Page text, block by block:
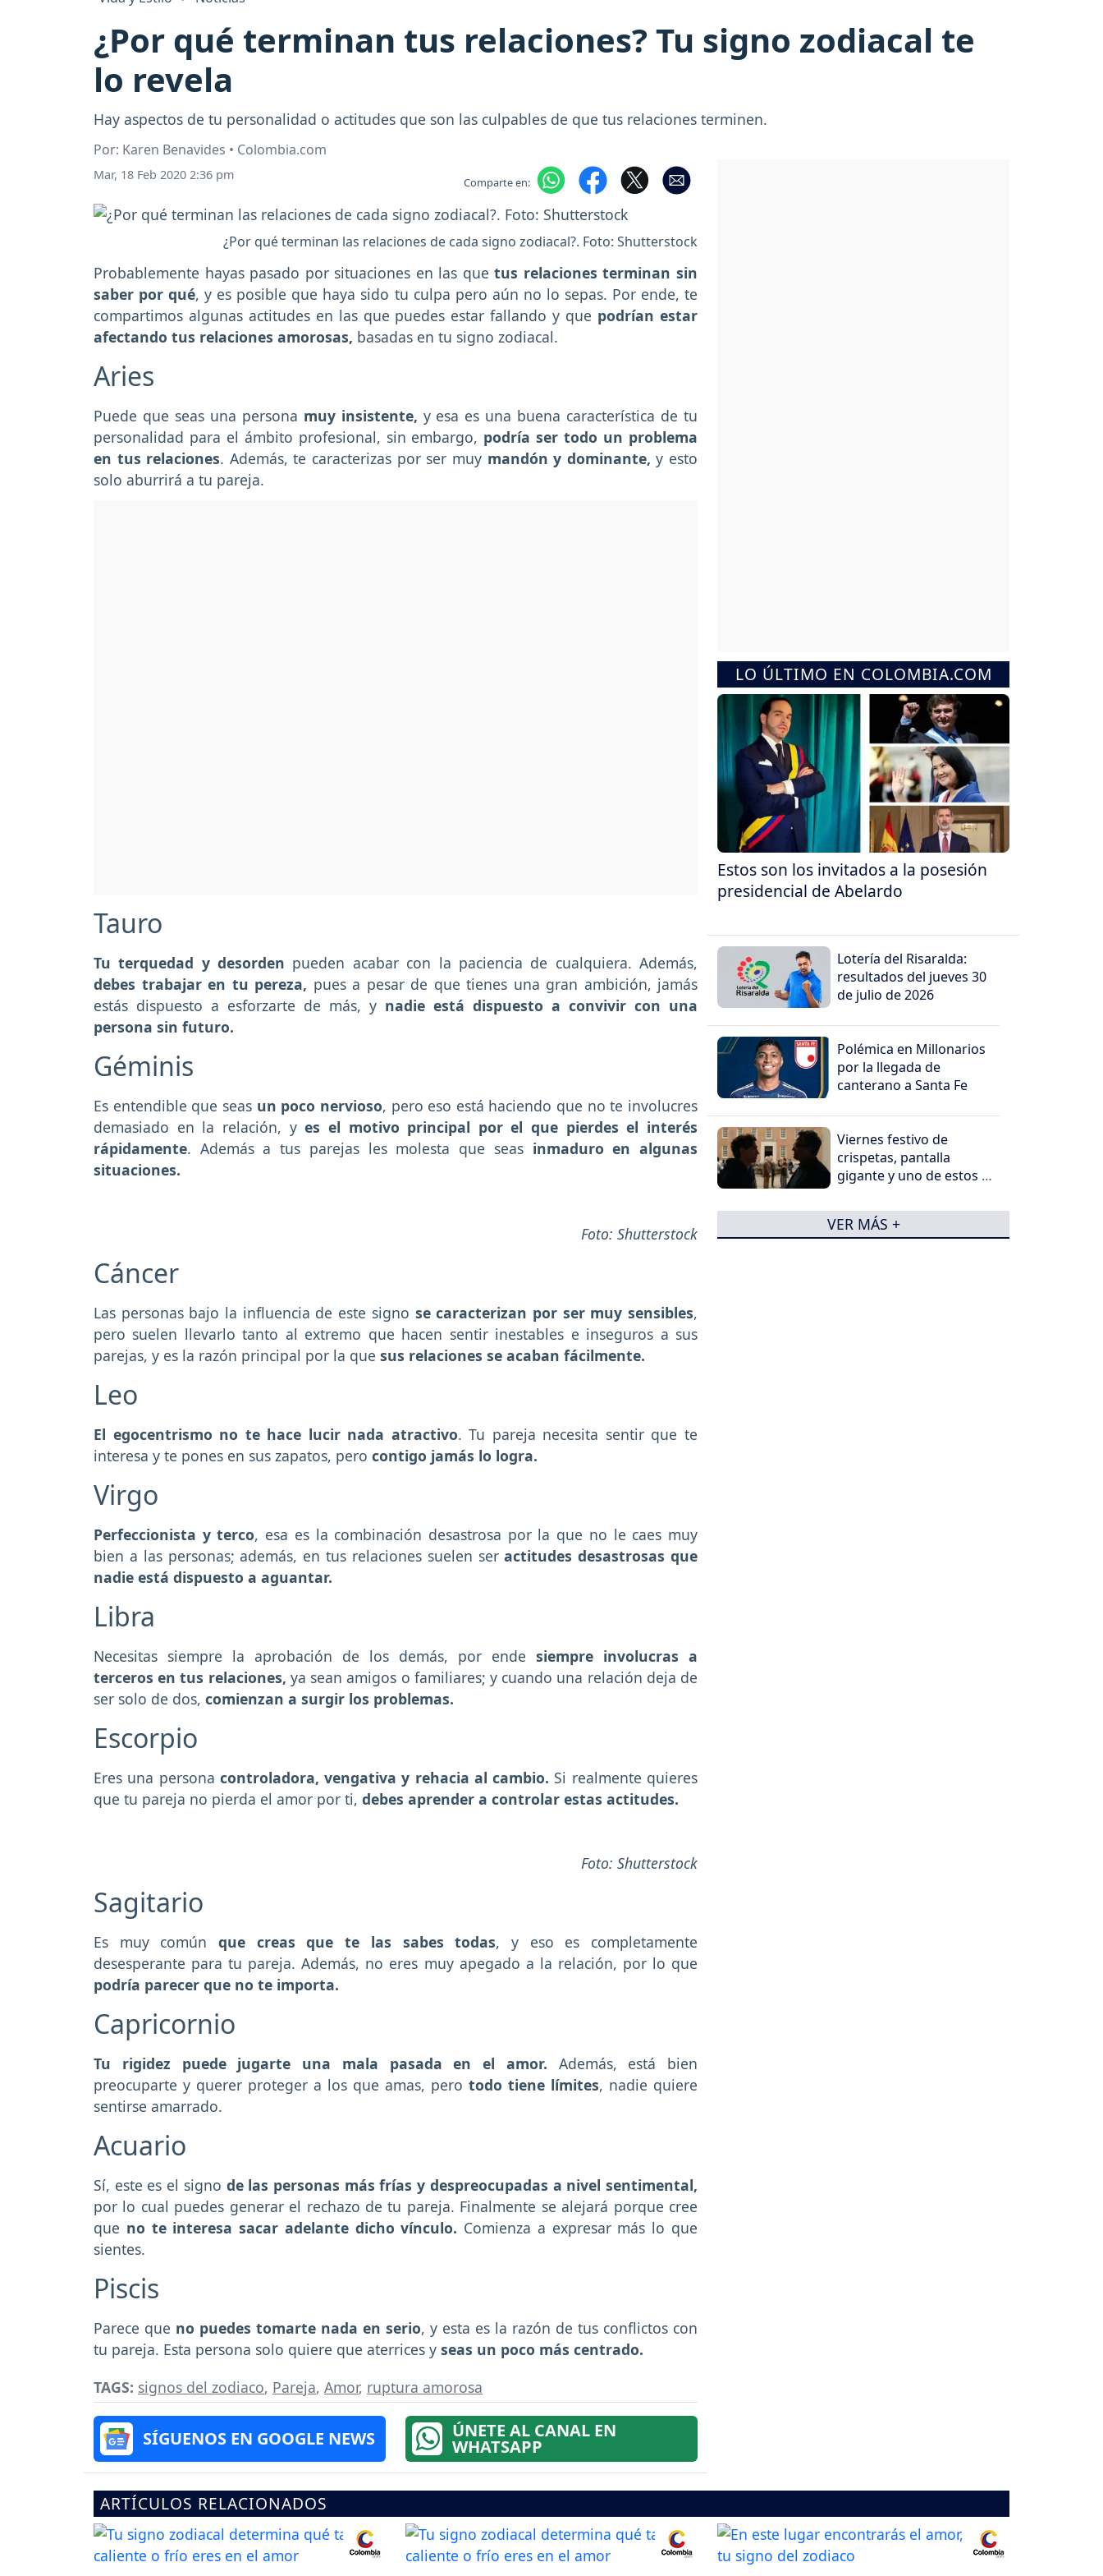
¿Por qué terminan tus relaciones? Tu signo zodiacal te
lo revela
Hay aspectos de tu personalidad o actitudes que son las culpables de que tus relaciones terminen.
Por: Karen Benavides • Colombia.com
Mar, 18 Feb 2020 2:36 pm Comparte en:
¿Por qué terminan las relaciones de cada signo zodiacal?. Foto: Shutterstock
Probablemente hayas pasado por situaciones en las quetus relaciones terminan sin
saber por qué, y es posible que haya sido tu culpa pero aún no lo sepas. Por ende, te
compartimos algunas actitudes en las que puedes estar fallando y que podrían estar
afectando tus relaciones amorosas, basadas en tu signo zodiacal.
Aries
Puede que seas una persona muy insistente, y esa es una buena característica de tu
personalidad para el ámbito profesional, sin embargo, podría ser todo un problema
en tus relaciones. Además, te caracterizas por ser muy mandón y dominante,y esto
solo aburrirá a tu pareja.
Tauro
Tu terquedad y desorden pueden acabar con la paciencia de cualquiera. Además,
debes trabajar en tu pereza, pues a pesar de que tienes una gran ambición, jamás
estás dispuesto a esforzarte de más, y nadie está dispuesto a convivir con una
persona sin futuro.
Géminis
Es entendible que seas un poco nervioso, pero eso está haciendo que no te involucres
demasiado en la relación, yes el motivo principal por el que pierdes el interés
rápidamente. Además a tus parejas les molesta que seasinmaduro en algunas
situaciones.
Foto: Shutterstock
Cáncer
Las personas bajo la influencia de este signo se caracterizan por ser muy sensibles,
pero suelen llevarlo tanto al extremo que hacen sentir inestables e inseguros a sus
parejas, y es la razón principal por la que sus relaciones se acaban fácilmente.
Leo
El egocentrismo no te hace lucir nada atractivo. Tu pareja necesita sentir que te
interesa y te pones en sus zapatos, pero contigo jamás lo logra.
Virgo
Perfeccionista y terco, esa es la combinación desastrosa por la que no le caes muy
bien a las personas; además, en tus relaciones suelen seractitudes desastrosas que
nadie está dispuesto a aguantar.
Libra
Necesitas siempre la aprobación de los demás, por ende siempre involucras a
terceros en tus relaciones, ya sean amigos o familiares; y cuando una relación deja de
ser solo de dos, comienzan a surgir los problemas.
Escorpio
Eres una persona controladora, vengativa y rehacia al cambio. Si realmente quieres
que tu pareja no pierda el amor por ti, debes aprender a controlar estas actitudes.
Foto: Shutterstock
Sagitario
Es muy comúnque creas que te las sabes todas, y eso es completamente
desesperante para tu pareja. Además, no eres muy apegado a la relación, por lo que
podría parecer que no te importa.
Capricornio
Tu rigidez puede jugarte una mala pasada en el amor. Además, está bien
preocuparte y querer proteger a los que amas, pero todo tiene límites, nadie quiere
sentirse amarrado.
Acuario
Sí, este es el signo de las personas más frías y despreocupadas a nivel sentimental,
por lo cual puedes generar el rechazo de tu pareja. Finalmente se alejará porque cree
que no te interesa sacar adelante dicho vínculo. Comienza a expresar más lo que
sientes.
Piscis
Parece que no puedes tomarte nada en serio, y esta es la razón de tus conflictos con
tu pareja. Esta persona solo quiere que aterrices y seas un poco más centrado.
TAGS: signos del zodiaco, Pareja, Amor, ruptura amorosa
SÍGUENOS EN GOOGLE NEWS ÚNETE AL CANAL EN
WHATSAPP
LO ÚLTIMO EN COLOMBIA.COM
Estos son los invitados a la posesión
presidencial de Abelardo
Lotería del Risaralda:
resultados del jueves 30
de julio de 2026
Polémica en Millonarios
por la llegada de
canterano a Santa Fe
Viernes festivo de
crispetas, pantalla
gigante y uno de estos 5
VER MÁS +
ARTÍCULOS RELACIONADOS